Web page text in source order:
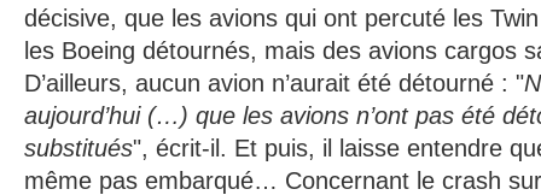
décisive, que les avions qui ont percuté les
les Boeing détournés, mais des avions cargos
D’ailleurs, aucun avion n’aurait été détourné : "
aujourd’hui (…) que les avions n’ont pas été
substitués", écrit-il. Et puis, il laisse entendre
même pas embarqué… Concernant le crash